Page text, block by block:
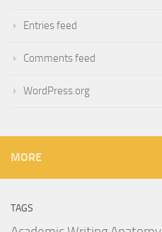
Entries feed
Comments feed
WordPress.org
MORE
TAGS